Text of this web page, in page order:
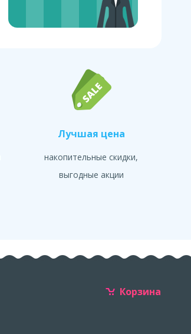
Лучшая цена
накопительные скидки,
выгодные акции
Корзина